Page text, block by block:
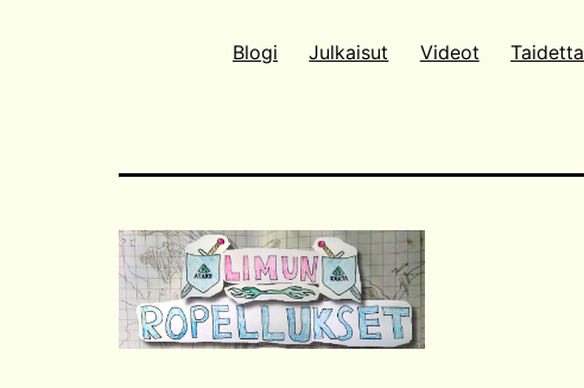
Blogi Julkaisut Videot Taidetta